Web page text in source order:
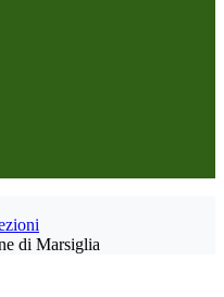
di Marsiglia